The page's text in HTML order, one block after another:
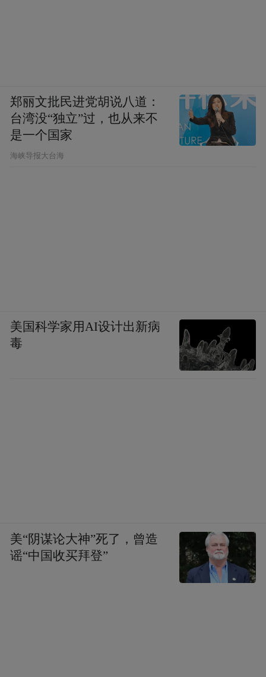
郑丽文批民进党胡说八道：
台湾没“独立”过，也从来不
是一个国家
​海峡导报大台海
美国科学家用AI设计出新病
毒
美“阴谋论大神”死了，曾造
谣“中国收买拜登”